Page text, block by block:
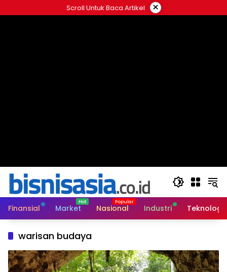
ke
Scroll Untuk Baca Artikel ×
Finansial Market Nasional Industri Teknologi
warisan budaya